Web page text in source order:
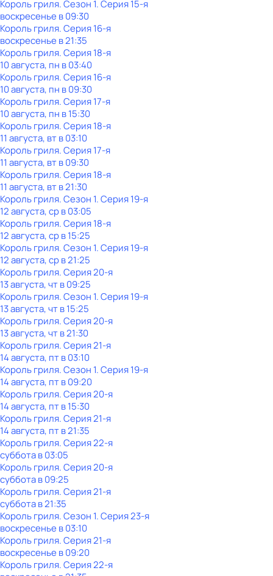
Король гриля. Сезон 1. Серия 15-я
воскресенье в09:30
Король гриля. Серия 16-я
воскресенье в21:35
Король гриля. Серия 18-я
10 августа, пн в 03:40
Король гриля. Серия 16-я
10 августа, пн в 09:30
Король гриля. Серия 17-я
10 августа, пн в 15:30
Король гриля. Серия 18-я
11 августа, вт в 03:10
Король гриля. Серия 17-я
11 августа, вт в 09:30
Король гриля. Серия 18-я
11 августа, вт в 21:30
Король гриля. Сезон 1. Серия 19-я
12 августа, ср в 03:05
Король гриля. Серия 18-я
12 августа, ср в 15:25
Король гриля. Сезон 1. Серия 19-я
12 августа, ср в 21:25
Король гриля. Серия 20-я
13 августа, чт в 09:25
Король гриля. Сезон 1. Серия 19-я
13 августа, чт в 15:25
Король гриля. Серия 20-я
13 августа, чт в 21:30
Король гриля. Серия 21-я
14 августа, пт в 03:10
Король гриля. Сезон 1. Серия 19-я
14 августа, пт в 09:20
Король гриля. Серия 20-я
14 августа, пт в 15:30
Король гриля. Серия 21-я
14 августа, пт в 21:35
Король гриля. Серия 22-я
субботав03:05
Король гриля. Серия 20-я
субботав09:25
Король гриля. Серия 21-я
субботав21:35
Король гриля. Сезон 1. Серия 23-я
воскресенье в03:10
Король гриля. Серия 21-я
воскресенье в09:20
Король гриля. Серия 22-я